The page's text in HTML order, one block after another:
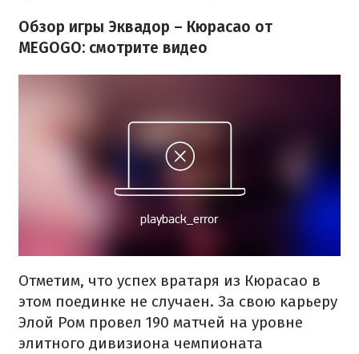
Обзор игры Эквадор – Кюрасао от
MEGOGO: смотрите видео
Отметим, что успех вратаря из Кюрасао в
этом поединке не случаен. За свою карьеру
Элой Ром провел 190 матчей на уровне
элитного дивизиона чемпионата